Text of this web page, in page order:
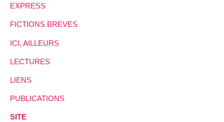
EXPRESS
FICTIONS BREVES
ICI, AILLEURS
LECTURES
LIENS
PUBLICATIONS
SITE